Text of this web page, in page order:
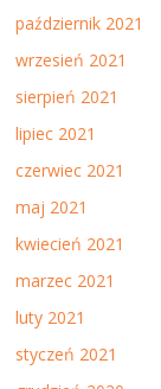
październik 2021
wrzesień 2021
sierpień 2021
lipiec 2021
czerwiec 2021
maj 2021
kwiecień 2021
marzec 2021
luty 2021
styczeń 2021